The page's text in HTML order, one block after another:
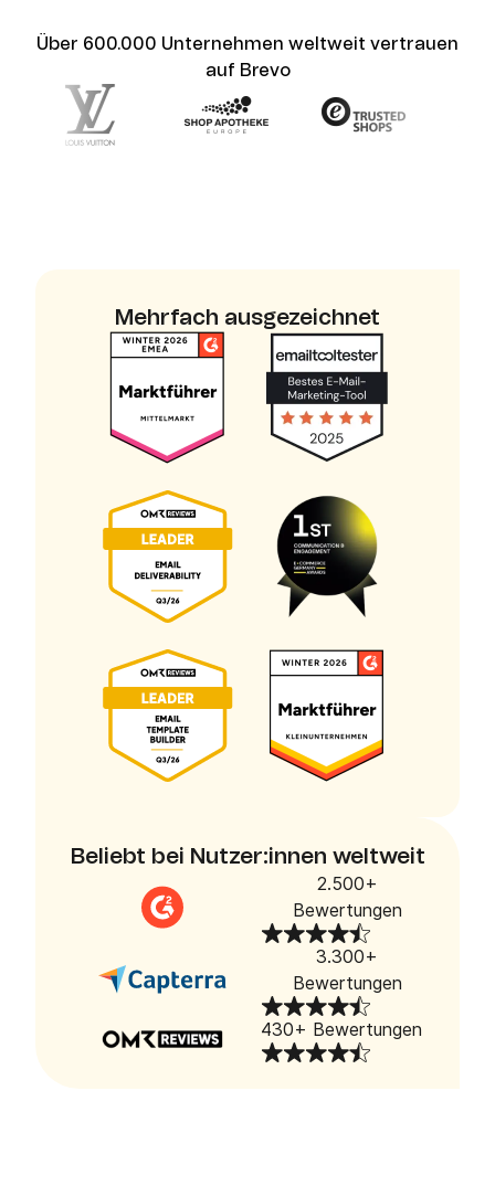
Über 600.000 Unternehmen weltweit vertrauen
auf Brevo
Mehrfach ausgezeichnet
Beliebt bei Nutzer:innen weltweit
2.500+
Bewertungen
3.300+
Bewertungen
430+ Bewertungen